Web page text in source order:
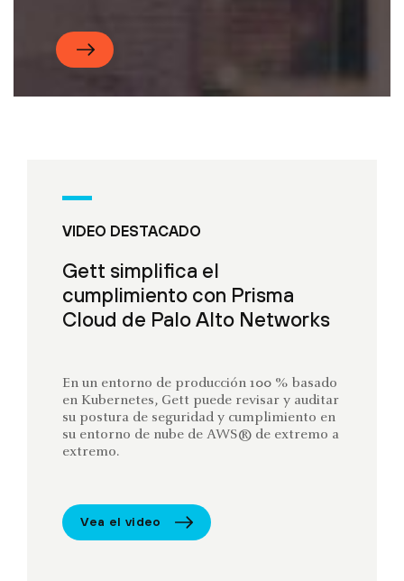
VIDEO DESTACADO
Gett simplifica el
cumplimiento con Prisma
Cloud de Palo Alto Networks
En un entorno de producción 100 % basado
en Kubernetes, Gett puede revisar y auditar
su postura de seguridad y cumplimiento en
su entorno de nube de AWS® de extremo a
extremo.
Vea el video